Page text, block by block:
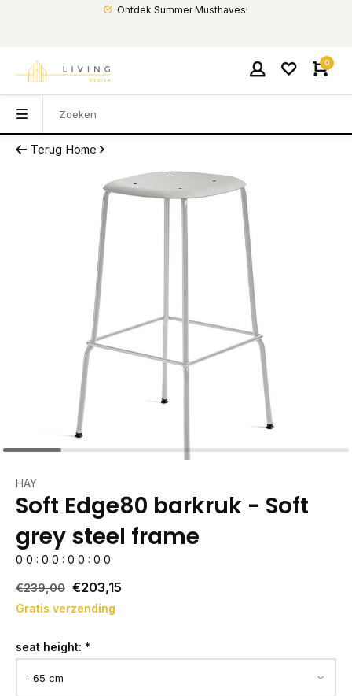
Ontdek Summer Musthaves!
0
Terug Home
HAY
Soft Edge80 barkruk - Soft
grey steel frame
0 0 : 0 0 : 0 0 : 0 0
€239,00 €203,15
Gratis verzending
seat height: *